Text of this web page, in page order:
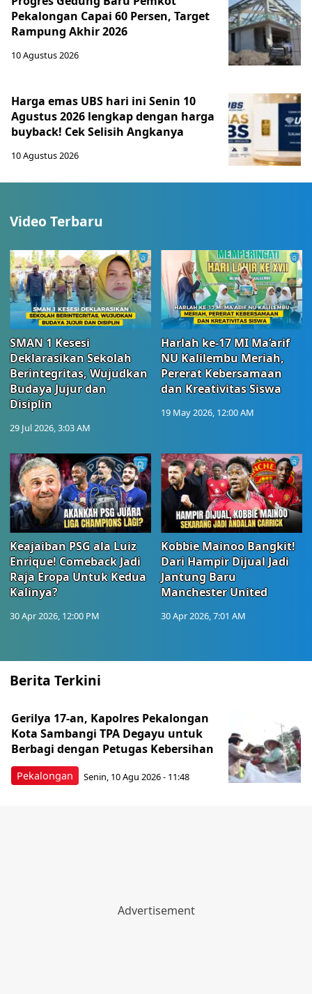
Pekalongan Capai 60 Persen, Target
Rampung Akhir 2026
10 Agustus 2026
Harga emas UBS hari ini Senin 10
Agustus 2026 lengkap dengan harga
buyback! Cek Selisih Angkanya
10 Agustus 2026
Video Terbaru
SMAN 1 Kesesi
Deklarasikan Sekolah
Berintegritas, Wujudkan
Budaya Jujur dan
Disiplin
29 Jul 2026, 3:03 AM
Harlah ke-17 MI Ma’arif
NU Kalilembu Meriah,
Pererat Kebersamaan
dan Kreativitas Siswa
19 May 2026, 12:00 AM
Keajaiban PSG ala Luiz
Enrique! Comeback Jadi
Raja Eropa Untuk Kedua
Kalinya?
30 Apr 2026, 12:00 PM
Kobbie Mainoo Bangkit!
Dari Hampir Dijual Jadi
Jantung Baru
Manchester United
30 Apr 2026, 7:01 AM
Berita Terkini
Pekalongan
Gerilya 17-an, Kapolres Pekalongan
Kota Sambangi TPA Degayu untuk
Berbagi dengan Petugas Kebersihan
Senin, 10 Agu 2026 - 11:48